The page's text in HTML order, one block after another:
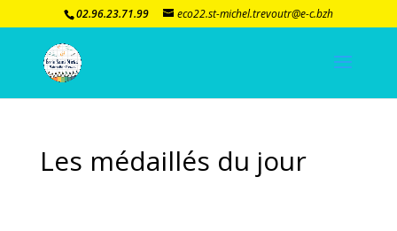
02.96.23.71.99 eco22.st-michel.trevoutr@e-c.bzh
Les médaillés du jour